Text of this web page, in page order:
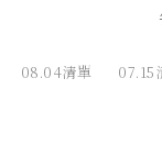
08.04清單 07.15